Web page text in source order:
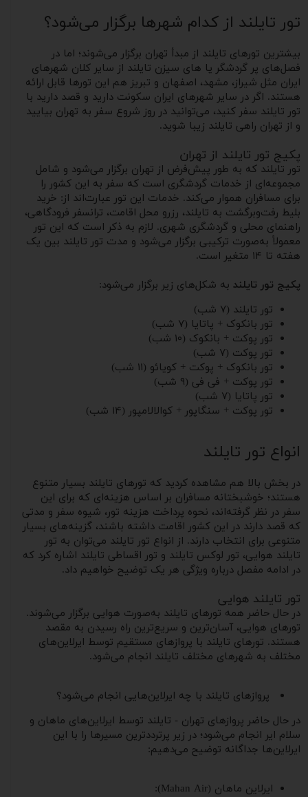
تور تایلند از کدام شهرها برگزار می‌شود؟
بیشترین تورهای تایلند از مبدأ تهران برگزار می‌شوند؛ اما در
فصل‌های پر گردشگر یا های سیزن تایلند از سایر کلان ‌شهرهای
ایران مثل شیراز، مشهد، اصفهان و تبریز هم این تورها قابل ‌ارائه
هستند. اگر در سایر شهرهای ایران سکونت دارید و قصد دارید با
تور تایلند سفر کنید، می‌توانید در روز شروع سفر به تهران بیایید
و از تهران راهی تایلند زیبا شوید.
پکیج تور تایلند از تهران
تور تایلند که به طور پیش‌فرض از تهران برگزار می‌شود و شامل
مجموعه‌ای از خدمات گردشگری است که سفر به این کشور را
برای مسافران هموار می‌کند. خدمات این تور عبارت‌اند از: خرید
بلیط رفت‌وبرگشت به تایلند، رزرو محل اقامت، ترانسفر فرودگاهی،
راهنمای محلی و گردشگری شهری. لازم به ذکر است که این تور
معمولاً به‌صورت ترکیبی برگزار می‌شود و مدت تور تایلند بین یک
هفته تا ۱۴ متغیر است.
پکیج تور تایلند به شکل‌های زیر برگزار می‌شود:
تور تایلند (۷ شب)
تور بانکوک + پاتایا (۷ شب)
تور پوکت + بانکوک (۱۰ شب)
تور پوکت (۷ شب)
تور بانکوک + پوکت + کویائو (۱۱ شب)
تور پوکت + فی فی (۹ شب)
تور پاتایا (۷ شب)
تور پوکت + سنگاپور + کوالالامپور (۱۴ شب)
انواع تور تایلند
در بخش بالا هم مشاهده کردید که تورهای تایلند بسیار متنوع
هستند؛ خوشبختانه مسافران بر اساس هزینه‌ای که برای این
سفر در نظر گرفته‌اند، نحوه پرداخت هزینه تور، شیوه سفر و مدتی
که قصد دارند در این کشور اقامت داشته باشند، گزینه‌های بسیار
متنوعی برای انتخاب دارند. از انواع تور تایلند می‌توان به تور
تایلند هوایی، تور لوکس تایلند و تور اقساطی تایلند اشاره کرد که
در ادامه مفصل درباره ویژگی هر یک توضیح خواهیم داد.
تور تایلند هوایی
در حال حاضر همه تورهای تایلند به‌صورت هوایی برگزار می‌شوند.
تورهای هوایی، آسان‌ترین و سریع‌ترین راه رسیدن به مقصد
هستند. تورهای تایلند با پروازهای مستقیم توسط ایرلاین‌های
مختلف به شهرهای مختلف تایلند انجام می‌شود.
پروازهای تایلند با چه ایرلاین‌هایی انجام می‌شود؟
در حال حاضر پروازهای تهران - تایلند توسط ایرلاین‌های ماهان و
سلام ایر انجام می‌شود؛ در زیر پرترددترین مسیرها را با این
ایرلاین‌ها جداگانه توضیح می‌دهیم:
ایرلاین ماهان (Mahan Air):